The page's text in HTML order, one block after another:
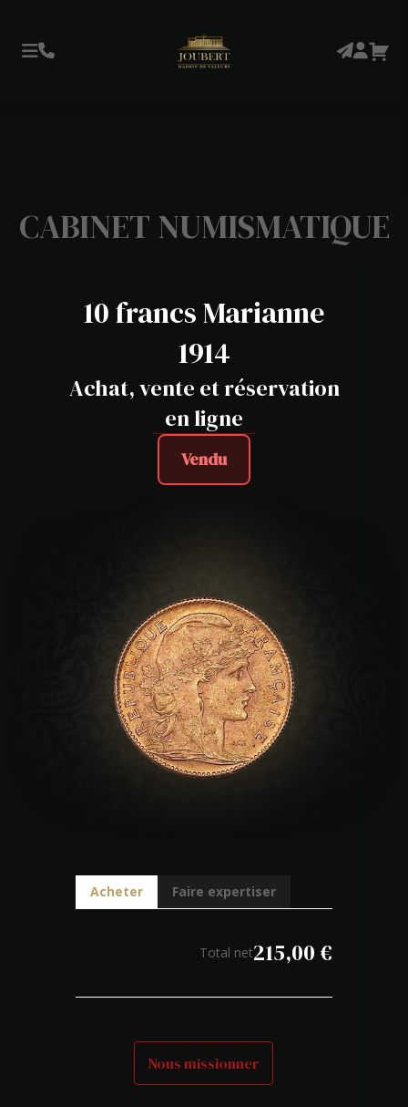
CABINET NUMISMATIQUE
10 francs Marianne
1914
Achat, vente et réservation
en ligne
Vendu
Acheter Faire expertiser
Total net215,00€
Nous missionner